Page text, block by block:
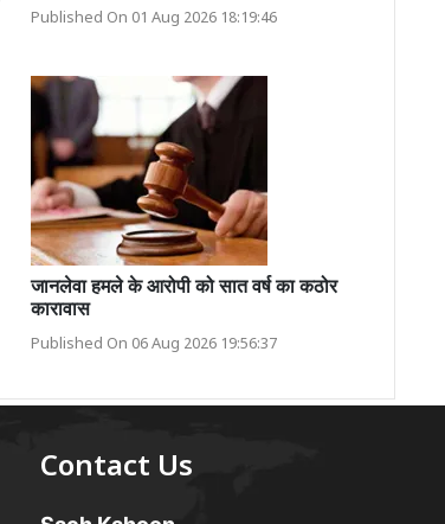
Published On 01 Aug 2026 18:19:46
जानलेवा हमले के आरोपी को सात वर्ष का कठोर
कारावास
Published On 06 Aug 2026 19:56:37
Contact Us